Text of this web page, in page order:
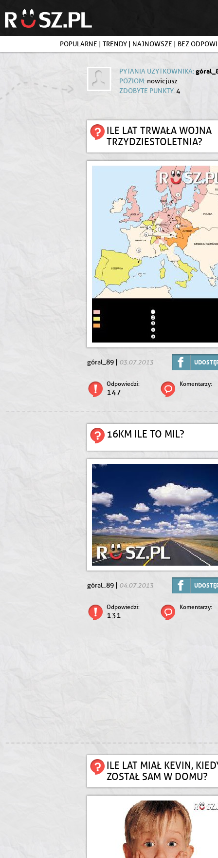
POPULARNE | TRENDY | NAJNOWSZE | BEZ
PYTANIA UŻYTKOWNIKA:
POZIOM: nowicjusz
ZDOBYTE PUNKTY:4
ILE LAT TRWAŁA WOJNA
TRZYDZIESTOLETNIA?
góral_89 | 03.07.2013
Odpowiedzi:
147
Komentarzy:
16KM ILE TO MIL?
góral_89 | 04.07.2013
Odpowiedzi:
131
Komentarzy:
ILE LAT MIAŁ KEVIN,
ZOSTAŁ SAM W DOMU?